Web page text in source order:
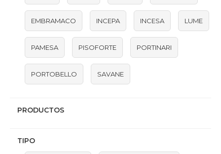
EMBRAMACO INCEPA INCESA LUME
PAMESA PISOFORTE PORTINARI
PORTOBELLO SAVANE
PRODUCTOS
TIPO